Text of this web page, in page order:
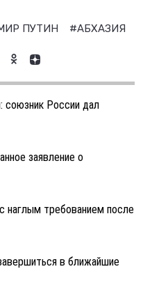
ПУТИН #АБХАЗИЯ
союзник России дал
заявление о
наглым требованием после
в ближайшие